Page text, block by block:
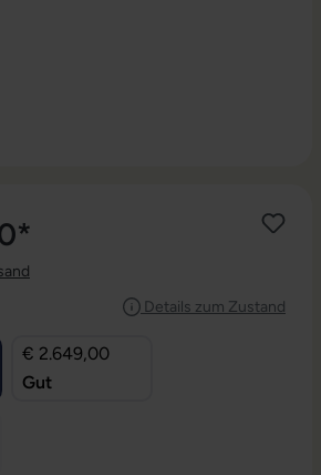
Details zum Zustand
€ 2.649,00
Gut